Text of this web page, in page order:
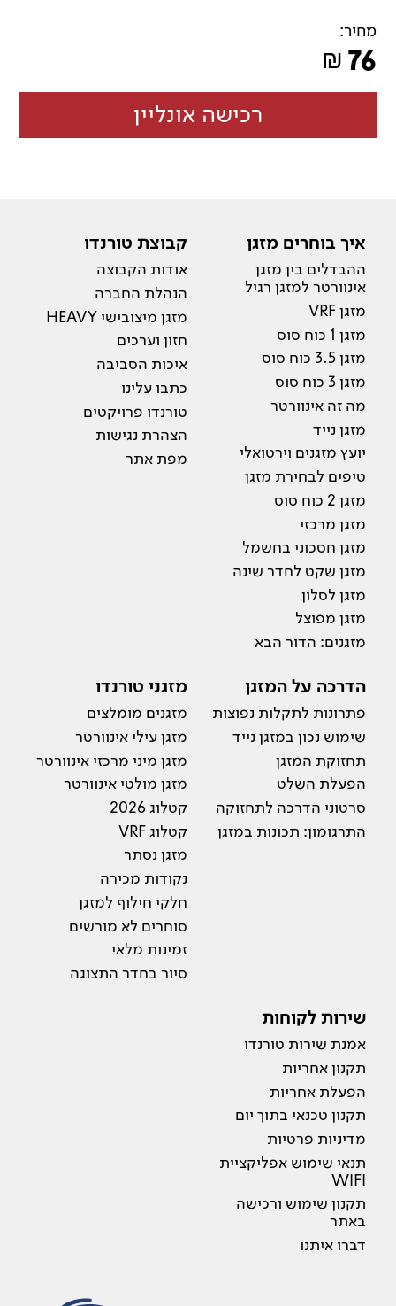
מחיר:
₪ 76
רכישה אונליין
איך בוחרים מזגן
ההבדלים בין מזגן
אינוורטר למזגן רגיל
מזגן VRF
מזגן 1 כוח סוס
מזגן 3.5 כוח סוס
מזגן 3 כוח סוס
מה זה אינוורטר
מזגן נייד
יועץ מזגנים וירטואלי
טיפים לבחירת מזגן
מזגן 2 כוח סוס
מזגן מרכזי
מזגן חסכוני בחשמל
מזגן שקט לחדר שינה
מזגן לסלון
מזגן מפוצל
מזגנים: הדור הבא
קבוצת טורנדו
אודות הקבוצה
הנהלת החברה
מזגן מיצובישי HEAVY
חזון וערכים
איכות הסביבה
כתבו עלינו
טורנדו פרויקטים
הצהרת נגישות
מפת אתר
הדרכה על המזגן
פתרונות לתקלות נפוצות
שימוש נכון במזגן נייד
תחזוקת המזגן
הפעלת השלט
סרטוני הדרכה לתחזוקה
התרגומון: תכונות במזגן
מזגני טורנדו
מזגנים מומלצים
מזגן עילי אינוורטר
מזגן מיני מרכזי אינוורטר
מזגן מולטי אינוורטר
קטלוג 2026
קטלוג VRF
מזגן נסתר
נקודות מכירה
חלקי חילוף למזגן
סוחרים לא מורשים
זמינות מלאי
סיור בחדר התצוגה
שירות לקוחות
אמנת שירות טורנדו
תקנון אחריות
הפעלת אחריות
תקנון טכנאי בתוך יום
מדיניות פרטיות
תנאי שימוש אפליקציית
WIFI
תקנון שימוש ורכישה
באתר
דברו איתנו